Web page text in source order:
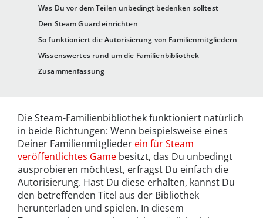
Was Du vor dem Teilen unbedingt bedenken solltest
Den Steam Guard einrichten
So funktioniert die Autorisierung von Familienmitgliedern
Wissenswertes rund um die Familienbibliothek
Zusammenfassung
Die Steam-Familienbibliothek funktioniert natürlich
in beide Richtungen: Wenn beispielsweise eines
Deiner Familienmitglieder ein für Steam
veröffentlichtes Game besitzt, das Du unbedingt
ausprobieren möchtest, erfragst Du einfach die
Autorisierung. Hast Du diese erhalten, kannst Du
den betreffenden Titel aus der Bibliothek
herunterladen und spielen. In diesem